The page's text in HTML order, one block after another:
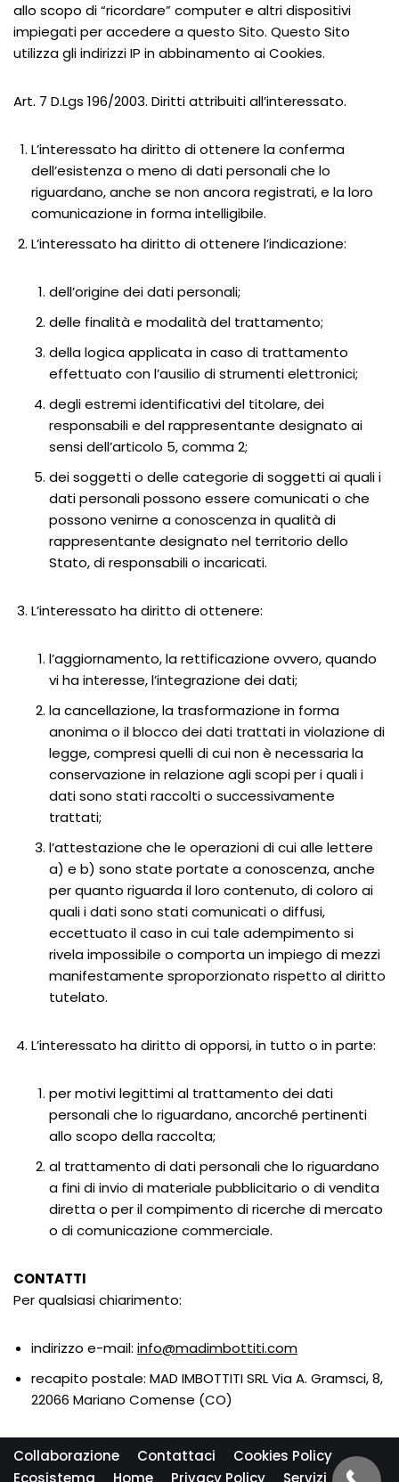
allo scopo di “ricordare” computer e altri dispositivi
impiegati per accedere a questo Sito. Questo Sito
utilizza gli indirizzi IP in abbinamento ai Cookies.
Art. 7 D.Lgs 196/2003. Diritti attribuiti all’interessato.
L’interessato ha diritto di ottenere la conferma
dell’esistenza o meno di dati personali che lo
riguardano, anche se non ancora registrati, e la loro
comunicazione in forma intelligibile.
L’interessato ha diritto di ottenere l’indicazione:
dell’origine dei dati personali;
delle finalità e modalità del trattamento;
della logica applicata in caso di trattamento
effettuato con l’ausilio di strumenti elettronici;
degli estremi identificativi del titolare, dei
responsabili e del rappresentante designato ai
sensi dell’articolo 5, comma 2;
dei soggetti o delle categorie di soggetti ai quali i
dati personali possono essere comunicati o che
possono venirne a conoscenza in qualità di
rappresentante designato nel territorio dello
Stato, di responsabili o incaricati.
L’interessato ha diritto di ottenere:
l’aggiornamento, la rettificazione ovvero, quando
vi ha interesse, l’integrazione dei dati;
la cancellazione, la trasformazione in forma
anonima o il blocco dei dati trattati in violazione di
legge, compresi quelli di cui non è necessaria la
conservazione in relazione agli scopi per i quali i
dati sono stati raccolti o successivamente
trattati;
l’attestazione che le operazioni di cui alle lettere
a) e b) sono state portate a conoscenza, anche
per quanto riguarda il loro contenuto, di coloro ai
quali i dati sono stati comunicati o diffusi,
eccettuato il caso in cui tale adempimento si
rivela impossibile o comporta un impiego di mezzi
manifestamente sproporzionato rispetto al diritto
tutelato.
L’interessato ha diritto di opporsi, in tutto o in parte:
per motivi legittimi al trattamento dei dati
personali che lo riguardano, ancorché pertinenti
allo scopo della raccolta;
al trattamento di dati personali che lo riguardano
a fini di invio di materiale pubblicitario o di vendita
diretta o per il compimento di ricerche di mercato
o di comunicazione commerciale.
CONTATTI
Per qualsiasi chiarimento:
indirizzo e-mail: info@madimbottiti.com
recapito postale: MAD IMBOTTITI SRL Via A. Gramsci, 8,
22066 Mariano Comense (CO)
Collaborazione Contattaci
Cookies Policy
Ecosistema
Home Privacy Policy Servizi